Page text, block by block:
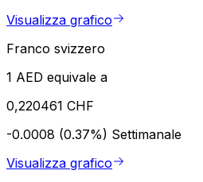
Visualizza grafico
Franco svizzero
1 AED equivale a
0,220461 CHF
-0.0008 (0.37%) Settimanale
Visualizza grafico